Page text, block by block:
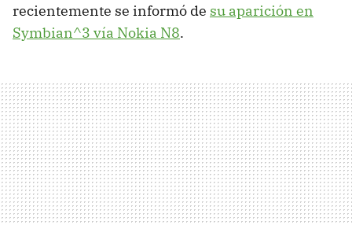
recientemente se informó de su aparición en
Symbian^3 vía Nokia N8.